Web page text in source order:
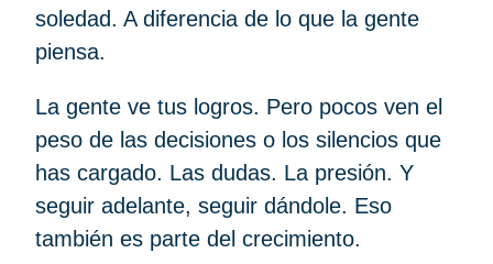
soledad. A diferencia de lo que la gente
piensa.
La gente ve tus logros. Pero pocos ven el
peso de las decisiones o los silencios que
has cargado. Las dudas. La presión. Y
seguir adelante, seguir dándole. Eso
también es parte del crecimiento.